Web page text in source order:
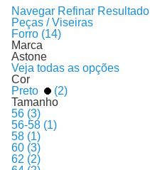
Navegar Refinar Resultado
Peças / Viseiras
Forro (14)
Marca
Astone
Veja todas as opções
Cor
Preto
(2)
Tamanho
56 (3)
56-58 (1)
58 (1)
60 (3)
62 (2)
Forro
Produtos encontrados:
Ordenar por: